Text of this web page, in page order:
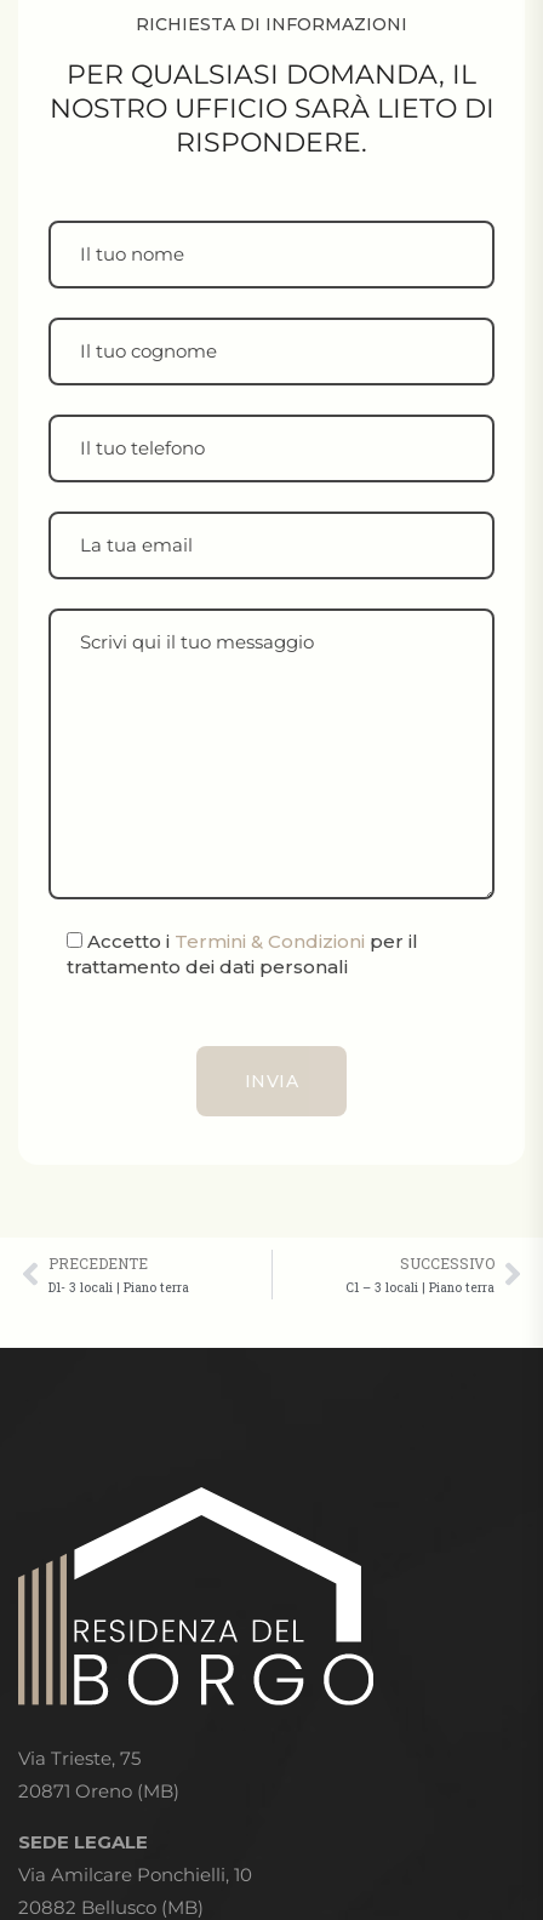
RICHIESTA DI INFORMAZIONI
PER QUALSIASI DOMANDA, IL
NOSTRO UFFICIO SARÀ LIETO DI
RISPONDERE.
Accetto i Termini & Condizioni per il
trattamento dei dati personali
PRECEDENTE
D1- 3 locali | Piano terra
SUCCESSIVO
C1 – 3 locali | Piano terra
Via Trieste, 75
20871 Oreno (MB)
SEDE LEGALE
Via Amilcare Ponchielli, 10
20882 Bellusco (MB)